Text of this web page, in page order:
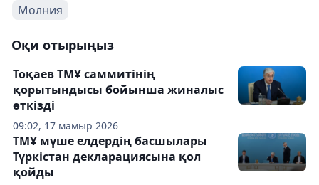
Молния
Оқи отырыңыз
09:02, 17 мамыр 2026
Тоқаев ТМҰ саммитінің
қорытындысы бойынша жиналыс
өткізді
ТМҰ мүше елдердің басшылары
Түркістан декларациясына қол
қойды